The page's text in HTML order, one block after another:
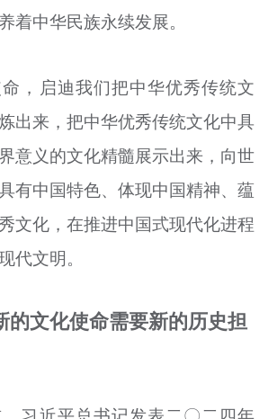
着中华民族永续发展。
，启迪我们把中华优秀传统文
出来，把中华优秀传统文化中具
意义的文化精髓展示出来，向世
有中国特色、体现中国精神、蕴
文化，在推进中国式现代化进程
代文明。
的文化使命需要新的历史担